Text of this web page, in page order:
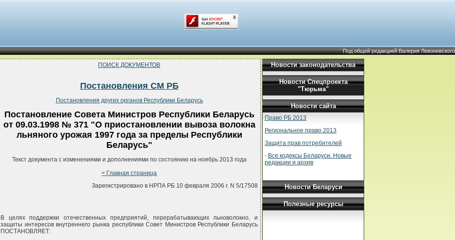
Под общей редакцией Валерия Левоневского
ПОИСК ДОКУМЕНТОВ
Постановления СМ РБ
Постановления других органов Республики Беларусь
Постановление Совета Министров Республики Беларусь
от 09.03.1998 № 371 "О приостановлении вывоза волокна
льняного урожая 1997 года за пределы Республики
Беларусь"
Текст документа с изменениями и дополнениями по состоянию на ноябрь 2013 года
< Главная страница
Зарегистрировано в НРПА РБ 10 февраля 2006 г. N 5/17508
В целях поддержки отечественных предприятий, перерабатывающих льноволокно, и
защиты интересов внутреннего рынка республики Совет Министров Республики Беларусь
ПОСТАНОВЛЯЕТ:
Новости законодательства
Новости Спецпроекта
"Тюрьма"
Новости сайта
Право РБ 2013
Региональное право 2013
Защита прав потребителей
- Все кодексы Беларуси. Новые
редакции и архив
Новости Беларуси
Полезные ресурсы